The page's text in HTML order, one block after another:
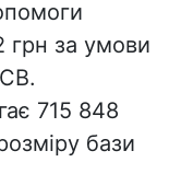
грн за умови
715 848
бази